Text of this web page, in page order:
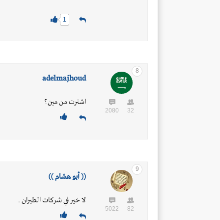
1
8
32
2080
adelmajhoud
اشترت من مين؟
9
82
5022
(( أبـو هشــام ))
لا خير في شركات الطيران .